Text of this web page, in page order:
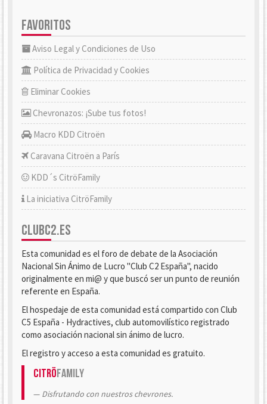
FAVORITOS
Aviso Legal y Condiciones de Uso
Política de Privacidad y Cookies
Eliminar Cookies
Chevronazos: ¡Sube tus fotos!
Macro KDD Citroën
Caravana Citroën a París
KDD´s CitröFamily
La iniciativa CitröFamily
CLUBC2.ES
Esta comunidad es el foro de debate de la Asociación
Nacional Sin Ánimo de Lucro "Club C2 España", nacido
originalmente en mi@ y que buscó ser un punto de reunión
referente en España.
El hospedaje de esta comunidad está compartido con Club
C5 España - Hydractives, club automovilístico registrado
como asociación nacional sin ánimo de lucro.
El registro y acceso a esta comunidad es gratuito.
CitröFamily
Disfrutando con nuestros chevrones.